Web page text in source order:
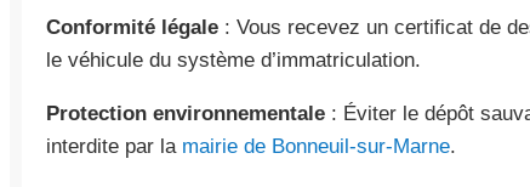
Conformité légale : Vous recevez un certificat de
le véhicule du système d’immatriculation.
Protection environnementale : Éviter le dépôt
interdite par la mairie de Bonneuil-sur-Marne.